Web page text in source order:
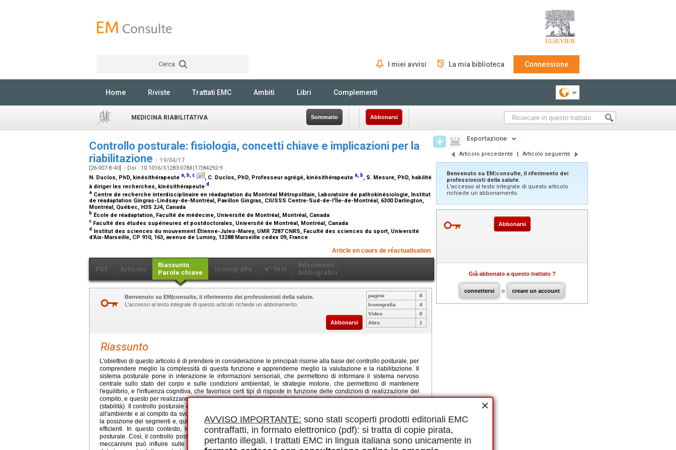
AVVISO IMPORTANTE: sono stati scoperti prodotti editoriali EMC
contraffatti, in formato elettronico (pdf): si tratta di copie pirata,
pertanto illegali. I trattati EMC in lingua italiana sono unicamente in
Cerca I miei avvisi La mia biblioteca Connessione
Home Riviste Trattati EMC Ambiti Libri Complementi
MEDICINA RIABILITATIVA Sommario Abbonarsi
Controllo posturale: fisiologia, concetti chiave e implicazioni per la
riabilitazione - 19/04/17
[26-007-B-40] - Doi : 10.1016/S1283-078X(17)84292-9
N. Duclos, PhD, kinésithérapeute a, b,c , C. Duclos, PhD, Professeur agrégé, kinésithérapeute a, b, S. Mesure, PhD, habilité
à diriger les recherches, kinésithérapeute d
a Centre de recherche interdisciplinaire en réadaptation du Montréal Métropolitain, Laboratoire de pathokinésiologie, Institut
de réadaptation Gingras-Lindsay-de-Montréal, Pavillon Gingras, CIUSSS Centre-Sud-de-l'Île-de-Montréal, 6300 Darlington,
Montréal, Québec, H3S 2J4, Canada
b École de réadaptation, Faculté de médecine, Université de Montréal, Montréal, Canada
c Faculté des études supérieures et postdoctorales, Université de Montréal, Montréal, Canada
d Institut des sciences du mouvement Étienne-Jules-Marey, UMR 7287 CNRS, Faculté des sciences du sport, Université
d'Aix-Marseille, CP 910, 163, avenue de Luminy, 13288 Marseille cedex 09, France
Article en cours de réactualisation
PDF Articolo
Riassunto
Parole chiave
Iconografia Test
Riferimenti
bibliografici
Benvenuto su EM|consulte, il riferimento dei professionisti della salute.
L'accesso al testo integrale di questo articolo richiede un abbonamento.
Abbonarsi
pagine
8
Iconografia
4
Video
0
Altro
1
Riassunto
L'obiettivo di questo articolo è di prendere in considerazione le principali risorse alla base del controllo posturale, per
comprendere meglio la complessità di questa funzione e apprenderne meglio la valutazione e la riabilitazione. Il
sistema posturale pone in interazione le informazioni sensoriali, che permettono di informare il sistema nervoso
centrale sullo stato del corpo e sulle condizioni ambientali, le strategie motorie, che permettono di mantenere
l'equilibrio, e l'influenza cognitiva, che favorisce certi tipi di risposte in funzione delle condizioni di realizzazione del
compito, e questo per realizzare un'azione nonostante la gravità (orientamento), evitando, al tempo stesso, la caduta
(stabilità). Il controllo posturale è, quindi, organizzato secondo le caratteristiche dell'individuo, ma è vincolato anche
all'ambiente e al compito da svolgere. Il controllo posturale è alla base di tutte le nostre attività motorie. Modificando
la posizione dei segmenti e, quindi, la distribuzione delle masse, le nostre azioni richiedono delle reazioni posturali
efficienti. In questo contesto, lo schema posturale e i riferimenti interni aiutano a strutturare il comportamento
posturale. Così, il controllo posturale costituisce un sistema complesso all'interno del quale l'alterazione di uno dei
meccanismi può influire sulle prestazioni posturali e costituire un significativo fattore di rischio di cadute. Un
Esportazione
Articolo precedente | Articolo seguente
Benvenuto su EM|consulte, il riferimento dei
professionisti della salute.
L'accesso al testo integrale di questo articolo
richiede un abbonamento.
Abbonarsi
Già abbonato a questo trattato ?
connettersi o creare un account